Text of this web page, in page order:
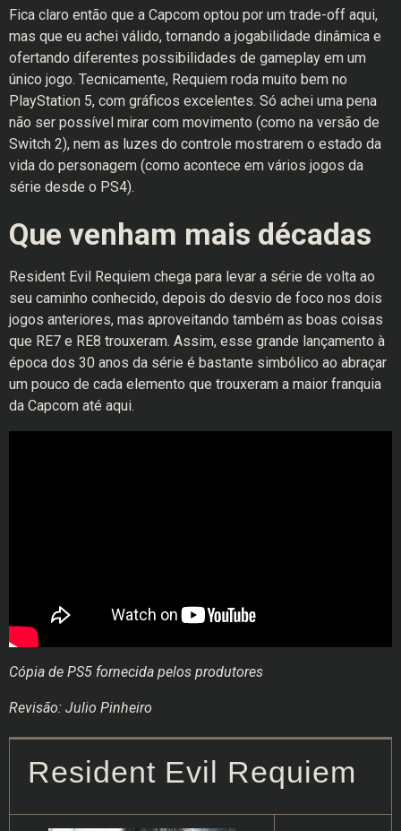
Fica claro então que a Capcom optou por um trade-off aqui,
mas que eu achei válido, tornando a jogabilidade dinâmica e
ofertando diferentes possibilidades de gameplay em um
único jogo. Tecnicamente, Requiem roda muito bem no
PlayStation 5, com gráficos excelentes. Só achei uma pena
não ser possível mirar com movimento (como na versão de
Switch 2), nem as luzes do controle mostrarem o estado da
vida do personagem (como acontece em vários jogos da
série desde o PS4).
Que venham mais décadas
Resident Evil Requiem chega para levar a série de volta ao
seu caminho conhecido, depois do desvio de foco nos dois
jogos anteriores, mas aproveitando também as boas coisas
que RE7 e RE8 trouxeram. Assim, esse grande lançamento à
época dos 30 anos da série é bastante simbólico ao abraçar
um pouco de cada elemento que trouxeram a maior franquia
da Capcom até aqui.
Cópia de PS5 fornecida pelos produtores
Revisão: Julio Pinheiro
Resident Evil Requiem